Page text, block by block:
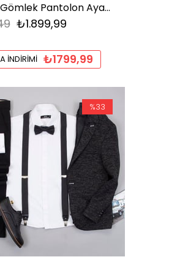
Gri Yelek Gömlek Pantolon Ayakkabı Kombin
₺1.899,99
İNDIRIMI ₺1799,99
%33